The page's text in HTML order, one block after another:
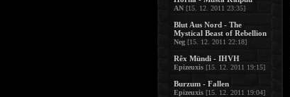
AN [15. 12. 2011 23:35]
Blut Aus Nord - The
Mystical Beast of Rebellion
Neg [15. 12. 2011 22:18]
Rêx Mündi - IHVH
Epizeuxis [15. 12. 2011 19:15]
Burzum - Fallen
Epizeuxis [15. 12. 2011 19:04]